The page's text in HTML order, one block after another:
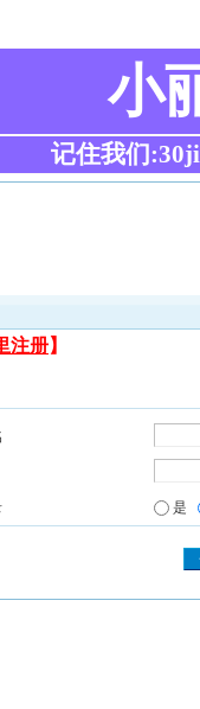
小
记住我们
注册】
是